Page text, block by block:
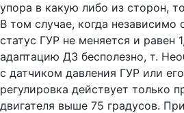
упора в какую либо из сторон,
В том случае, когда независимо
статус ГУР не меняется и равен
адаптацию ДЗ бесполезно, т.
с датчиком давления ГУР или
регулировка действует только
двигателя выше 75 градусов.